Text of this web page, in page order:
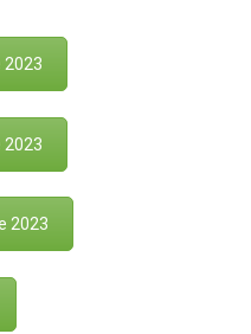
2023
2023
2023